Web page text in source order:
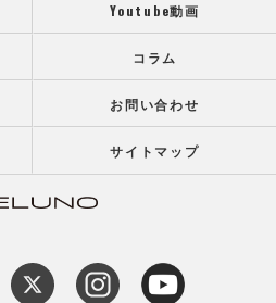
Youtube動画
コラム
お問い合わせ
サイトマップ